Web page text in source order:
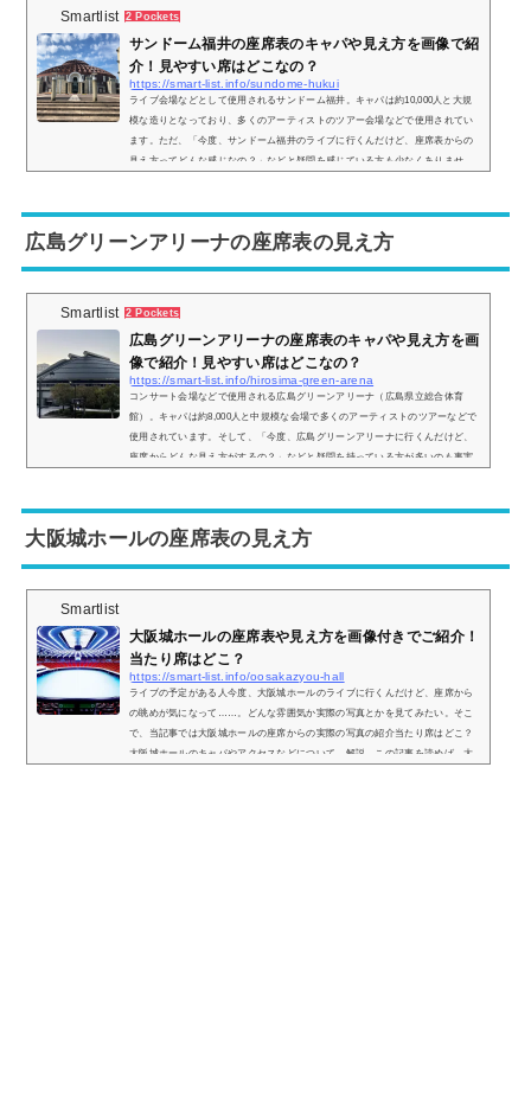
Smartlist 2 Pockets
サンドーム福井の座席表のキャパや見え方を画像で紹
介！見やすい席はどこなの？
https://smart-list.info/sundome-hukui
ライブ会場などとして使用されるサンドーム福井。キャパは約10,000人と大規
模な造りとなっており、多くのアーティストのツアー会場などで使用されてい
ます。ただ、「今度、サンドーム福井のライブに行くんだけど、座席表からの
見え方ってどんな感じなの？」などと疑問を感じている方も少なくありませ
キャパは？サンドーム福井の座席表の画像は以下の通りです。【スタンド席の
座席表】...
広島グリーンアリーナの座席表の見え方
Smartlist 2 Pockets
広島グリーンアリーナの座席表のキャパや見え方を画
像で紹介！見やすい席はどこなの？
https://smart-list.info/hirosima-green-arena
コンサート会場などで使用される広島グリーンアリーナ（広島県立総合体育
館）。キャパは約8,000人と中規模な会場で多くのアーティストのツアーなどで
使用されています。そして、「今度、広島グリーンアリーナに行くんだけど、
座席からどんな見え方がするの？」などと疑問を持っている方が多いのも事実
表の画像...
大阪城ホールの座席表の見え方
Smartlist
大阪城ホールの座席表や見え方を画像付きでご紹介！
当たり席はどこ？
https://smart-list.info/oosakazyou-hall
ライブの予定がある人今度、大阪城ホールのライブに行くんだけど、座席から
の眺めが気になって……。どんな雰囲気か実際の写真とかを見てみたい。そこ
で、当記事では大阪城ホールの座席からの実際の写真の紹介当たり席はどこ？
大阪城ホールのキャパやアクセスなどについて、解説。この記事を読めば、大